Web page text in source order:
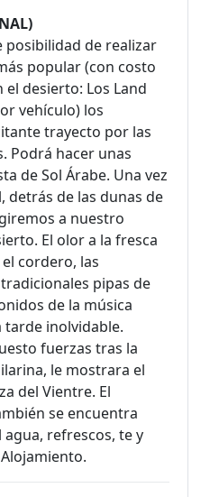
posibilidad de realizar
popular (con costo
el desierto: Los Land
vehículo) los
trayecto por las
Podrá hacer unas
de Sol Árabe. Una vez
detrás de las dunas de
a nuestro
El olor a la fresca
cordero, las
pipas de
de la música
tarde inolvidable.
fuerzas tras la
le mostrara el
del Vientre. El
se encuentra
refrescos, te y